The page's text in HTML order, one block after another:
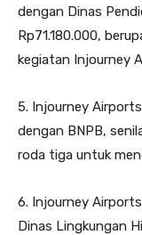
dengan Dinas
Rp71.180.000,
kegiatan Injourney
5. Injourney
dengan BNPB,
roda tiga untuk
6. Injourney
Dinas Lingkungan